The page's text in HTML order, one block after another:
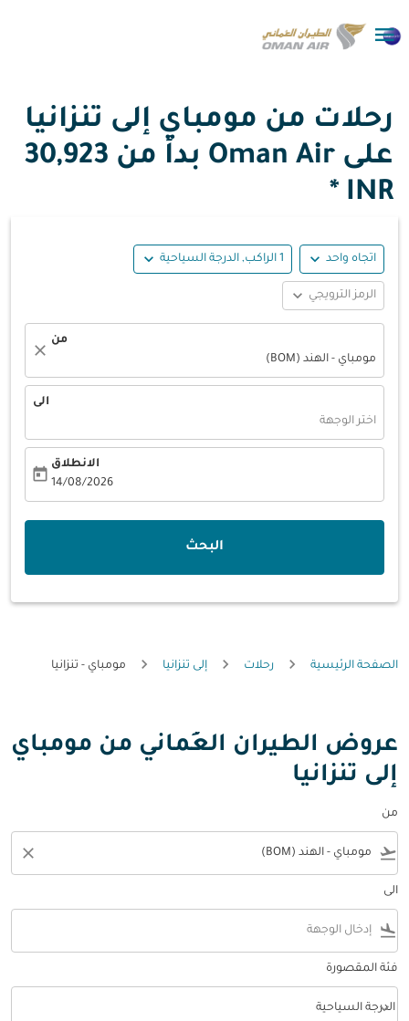

رحلات من مومباي إلى تنزانيا
على Oman Air بدأ من
30,923
INR *
اتجاه واحد expand_more 1 الراكب, الدرجة السياحية expand_more
الرمز الترويجي expand_more
من
مومباي - الهند (BOM)
close
الى
اختر الوجهة
الانطلاق
14/08/2026
today
البحث
الصفحة الرئيسية رحلات إلى تنزانيا مومباي - تنزانيا
عروض الطيران العُماني من مومباي
إلى تنزانيا
من
flight_takeoff
close
الى
flight_land
فئة المقصورة
فئة المقصورة option الدرجة السياحية Selected
الدرجة السياحية
keyboard_arrow_down